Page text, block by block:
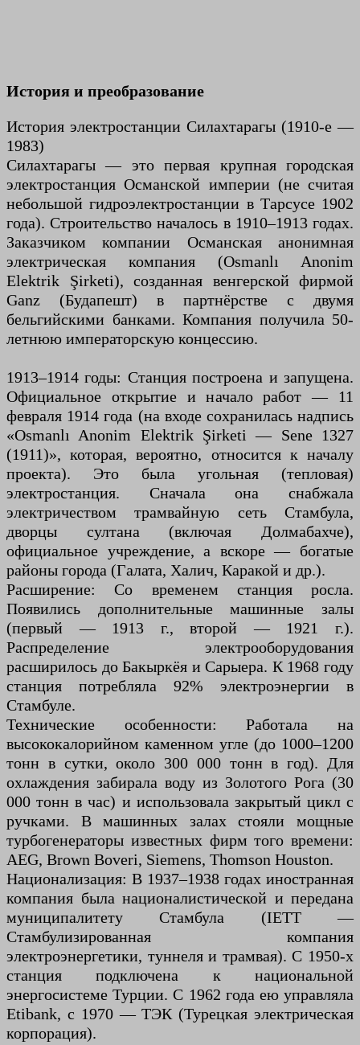
История и преобразование
История электростанции Силахтарагы (1910-е —
1983)
Силахтарагы — это первая крупная городская
электростанция Османской империи (не считая
небольшой гидроэлектростанции в Тарсусе 1902
года). Строительство началось в 1910–1913 годах.
Заказчиком компании Османская анонимная
электрическая компания (Osmanlı Anonim
Elektrik Şirketi), созданная венгерской фирмой
Ganz (Будапешт) в партнёрстве с двумя
бельгийскими банками. Компания получила 50-
летнюю императорскую концессию.
1913–1914 годы: Станция построена и запущена.
Официальное открытие и начало работ — 11
февраля 1914 года (на входе сохранилась надпись
«Osmanlı Anonim Elektrik Şirketi — Sene 1327
(1911)», которая, вероятно, относится к началу
проекта). Это была угольная (тепловая)
электростанция. Сначала она снабжала
электричеством трамвайную сеть Стамбула,
дворцы султана (включая Долмабахче),
официальное учреждение, а вскоре — богатые
районы города (Галата, Халич, Каракой и др.).
Расширение: Со временем станция росла.
Появились дополнительные машинные залы
(первый — 1913 г., второй — 1921 г.).
Распределение электрооборудования
расширилось до Бакыркёя и Сарыера. К 1968 году
станция потребляла 92% электроэнергии в
Стамбуле.
Технические особенности: Работала на
высококалорийном каменном угле (до 1000–1200
тонн в сутки, около 300 000 тонн в год). Для
охлаждения забирала воду из Золотого Рога (30
000 тонн в час) и использовала закрытый цикл с
ручками. В машинных залах стояли мощные
турбогенераторы известных фирм того времени:
AEG, Brown Boveri, Siemens, Thomson Houston.
Национализация: В 1937–1938 годах иностранная
компания была националистической и передана
муниципалитету Стамбула (IETT —
Стамбулизированная компания
электроэнергетики, туннеля и трамвая). С 1950-х
станция подключена к национальной
энергосистеме Турции. С 1962 года ею управляла
Etibank, с 1970 — ТЭК (Турецкая электрическая
корпорация).